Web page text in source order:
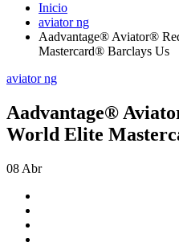
Inicio
aviator ng
Aadvantage® Aviator®
Mastercard® Barclays Us
aviator ng
Aadvantage®
World Elite
08 Abr